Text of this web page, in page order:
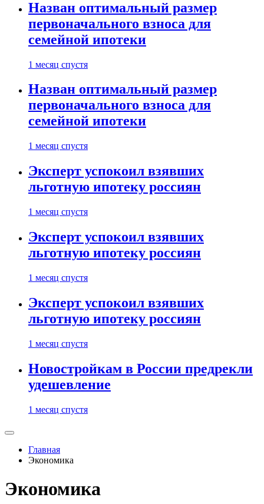
Назван оптимальный размер
первоначального взноса для
семейной ипотеки
1 месяц спустя
Назван оптимальный размер
первоначального взноса для
семейной ипотеки
1 месяц спустя
Эксперт успокоил взявших
льготную ипотеку россиян
1 месяц спустя
Эксперт успокоил взявших
льготную ипотеку россиян
1 месяц спустя
Эксперт успокоил взявших
льготную ипотеку россиян
1 месяц спустя
Новостройкам в России предрекли
удешевление
1 месяц спустя
Главная
Экономика
Экономика